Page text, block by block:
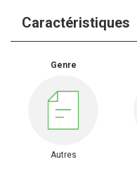
Caractéristiques
Genre
Autres